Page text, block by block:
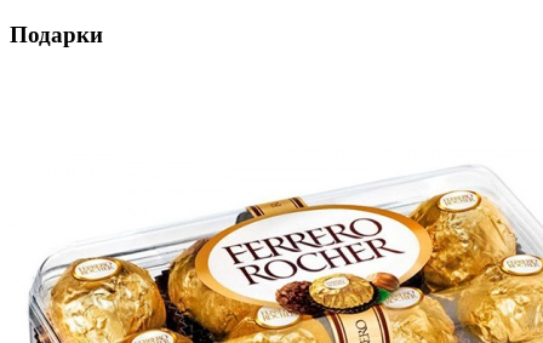
Подарки